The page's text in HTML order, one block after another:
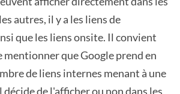
autres, il y a les liens de
que les liens onsite. Il convient
mentionner que Google prend en
de liens internes menant à une
de l'afficher ou non dans les